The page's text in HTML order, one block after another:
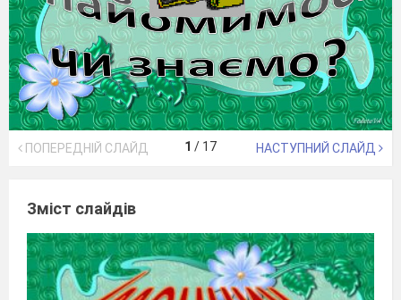
ПОПЕРЕДНІЙ СЛАЙД 1 / 17 НАСТУПНИЙ СЛАЙД
Зміст слайдів